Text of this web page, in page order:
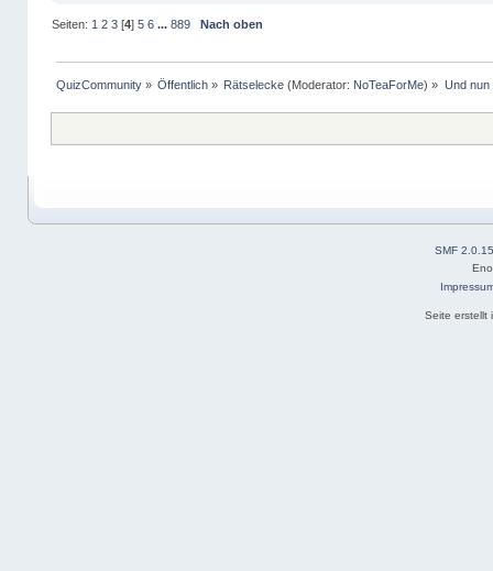
Seiten: 1 2 3[4] 5 6 ... 889 Nach oben
QuizCommunity» Öffentlich » Rätselecke (Moderator: NoTeaForMe) » Und nun
SMF 2.0.15
Seite erstellt